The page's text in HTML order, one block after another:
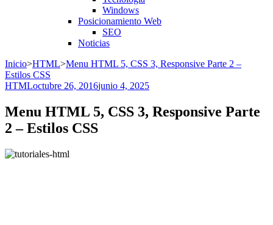
Windows
Posicionamiento Web
SEO
Noticias
Inicio>HTML>Menu HTML 5, CSS 3, Responsive Parte 2 –
Estilos CSS
HTMLoctubre 26, 2016junio 4, 2025
Menu HTML 5, CSS 3, Responsive Parte
2 – Estilos CSS